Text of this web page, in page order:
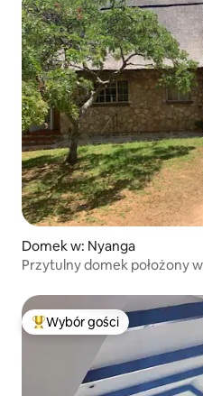
Domek w: Nyanga
Przytulny domek położony
Najpopularniejsze z
Wybór gości